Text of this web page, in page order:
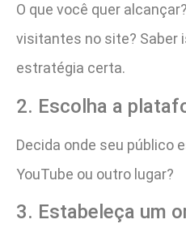
O que você quer
visitantes no site? Saber
estratégia certa.
2. Escolha a
Decida onde seu público
YouTube ou outro lugar?
3. Estabeleça um